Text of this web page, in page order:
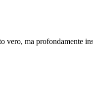
vero, ma profondamente